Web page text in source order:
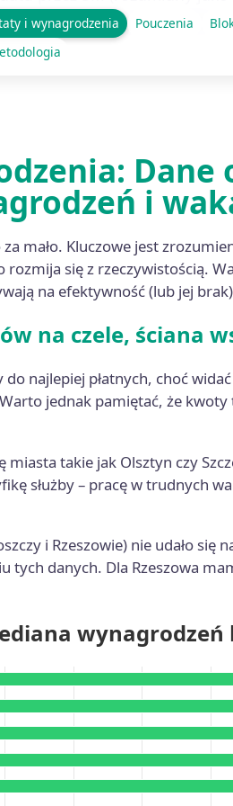
i wynagrodzenia Pouczenia
się między 800 zł a 7000
Dane
i
mało. Kluczowe jest
rozmija się z rzeczywistością.
na efektywność (lub jej
na czele, ściana
najlepiej płatnych, choć
jednak pamiętać, że
takie jak Olsztyn czy
służby – pracę w trudnych
i Rzeszowie) nie udało
tych danych. Dla Rzeszowa